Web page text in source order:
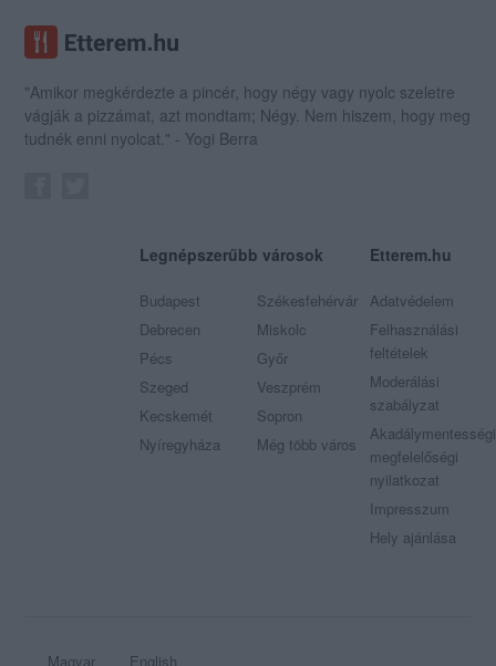
"Amikor megkérdezte a pincér, hogy négy vagy nyolc szeletre
vágják a pizzámat, azt mondtam; Négy. Nem hiszem, hogy meg
tudnék enni nyolcat." - Yogi Berra
Legnépszerűbb városok
Budapest
Debrecen
Pécs
Szeged
Kecskemét
Nyíregyháza
Székesfehérvár
Miskolc
Győr
Veszprém
Sopron
Még több város
Etterem.hu
Adatvédelem
Felhasználási
feltételek
Moderálási
szabályzat
Akadálymentességi
megfelelőségi
nyilatkozat
Impresszum
Hely ajánlása
Magyar English